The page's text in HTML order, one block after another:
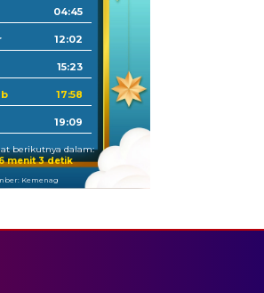
04:45
12:02
15:23
17:58
19:09
berikutnya dalam:
menit 3 detik
Kemenag